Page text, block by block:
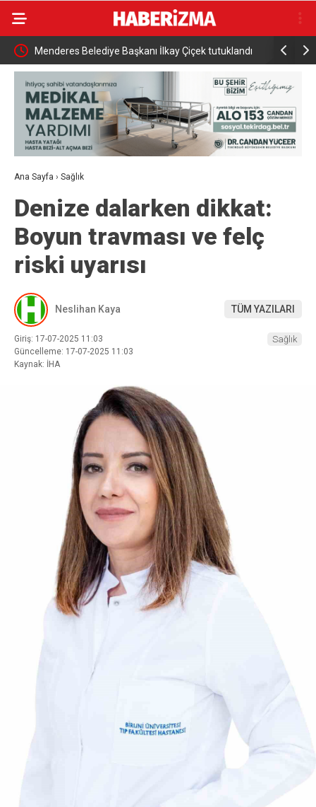
Menderes Belediye Başkanı İlkay Çiçek tutuklandı
Ana Sayfa › Sağlık
Denize dalarken dikkat:
Boyun travması ve felç
riski uyarısı
Neslihan Kaya TÜM YAZILARI
Giriş: 17-07-2025 11:03
Güncelleme: 17-07-2025 11:03
Kaynak: İHA
Sağlık